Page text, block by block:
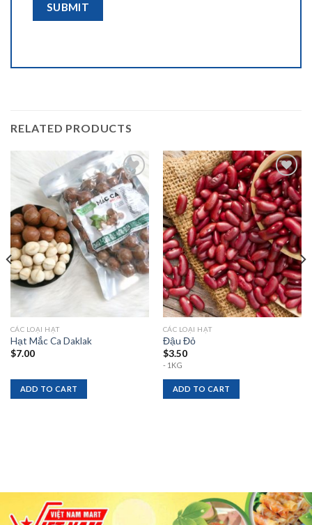
RELATED PRODUCTS
Add to
wishlist
CÁC LOẠI HẠT
Hạt Mắc Ca Daklak
$7.00
ADD TO CART
Add to
wishlist
CÁC LOẠI HẠT
Đậu Đỏ
$3.50
- 1KG
ADD TO CART